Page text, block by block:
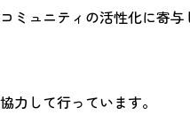
ミュニティの活性化に寄
力して行っています。